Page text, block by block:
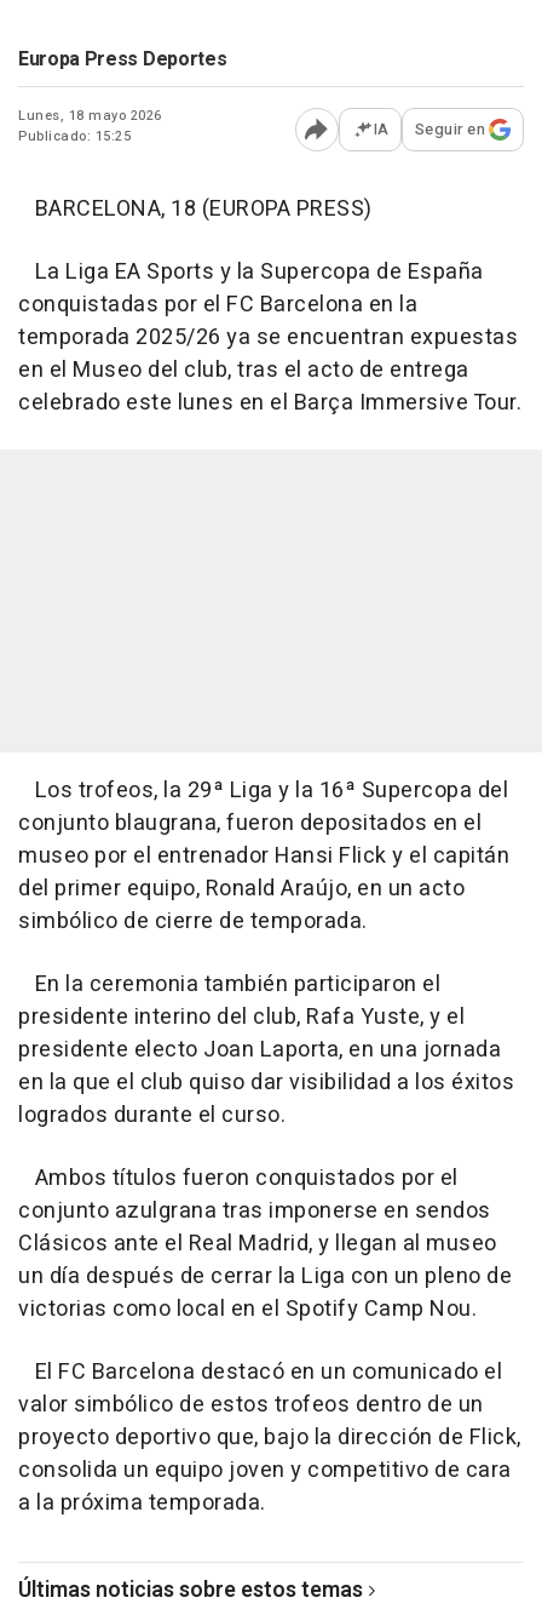
Europa Press Deportes
Lunes, 18 mayo 2026
Publicado: 15:25
Abrir opciones para
IA Seguir en
BARCELONA, 18 (EUROPA PRESS)
La Liga EA Sports y la Supercopa de España
conquistadas por el FC Barcelona en la
temporada 2025/26 ya se encuentran expuestas
en el Museo del club, tras el acto de entrega
celebrado este lunes en el Barça Immersive Tour.
Los trofeos, la 29ª Liga y la 16ª Supercopa del
conjunto blaugrana, fueron depositados en el
museo por el entrenador Hansi Flick y el capitán
del primer equipo, Ronald Araújo, en un acto
simbólico de cierre de temporada.
En la ceremonia también participaron el
presidente interino del club, Rafa Yuste, y el
presidente electo Joan Laporta, en una jornada
en la que el club quiso dar visibilidad a los éxitos
logrados durante el curso.
Ambos títulos fueron conquistados por el
conjunto azulgrana tras imponerse en sendos
Clásicos ante el Real Madrid, y llegan al museo
un día después de cerrar la Liga con un pleno de
victorias como local en el Spotify Camp Nou.
El FC Barcelona destacó en un comunicado el
valor simbólico de estos trofeos dentro de un
proyecto deportivo que, bajo la dirección de Flick,
consolida un equipo joven y competitivo de cara
a la próxima temporada.
Últimas noticias sobre estos temas